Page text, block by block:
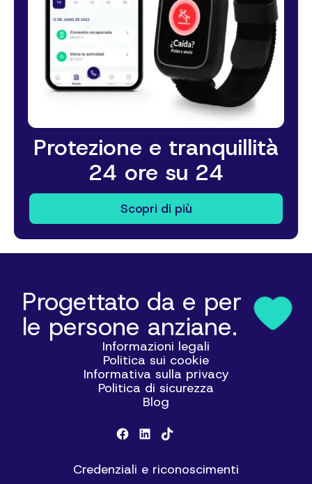
Protezione e tranquillità
24 ore su 24
Scopri di più
Progettato da e per
le persone anziane.
Informazioni legali
Politica sui cookie
Informativa sulla privacy
Politica di sicurezza
Blog
Credenziali e riconoscimenti